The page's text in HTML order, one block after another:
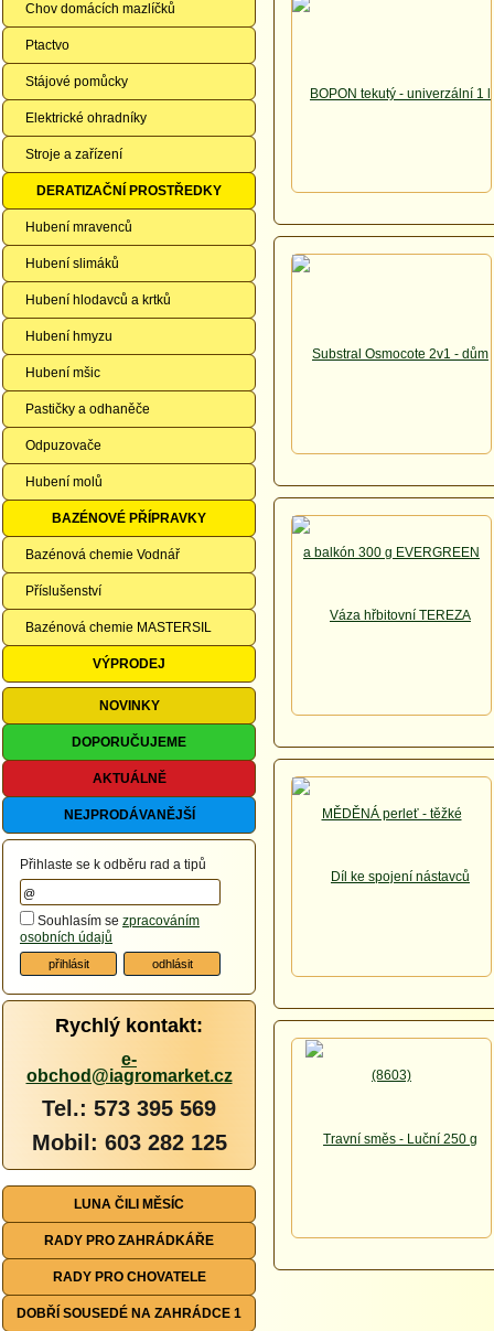
Chov domácích mazlíčků
Ptactvo
Stájové pomůcky
Elektrické ohradníky
Stroje a zařízení
DERATIZAČNÍ PROSTŘEDKY
Hubení mravenců
Hubení slimáků
Hubení hlodavců a krtků
Hubení hmyzu
Hubení mšic
Pastičky a odhaněče
Odpuzovače
Hubení molů
BAZÉNOVÉ PŘÍPRAVKY
Bazénová chemie Vodnář
Příslušenství
Bazénová chemie MASTERSIL
VÝPRODEJ
NOVINKY
DOPORUČUJEME
AKTUÁLNĚ
NEJPRODÁVANĚJŠÍ
Přihlaste se k odběru rad a tipů
Souhlasím se zpracováním
osobních údajů
Rychlý kontakt:
e-
obchod@iagromarket.cz
Tel.: 573 395 569
Mobil: 603 282 125
LUNA ČILI MĚSÍC
RADY PRO ZAHRÁDKÁŘE
RADY PRO CHOVATELE
DOBŘÍ SOUSEDÉ NA ZAHRÁDCE 1